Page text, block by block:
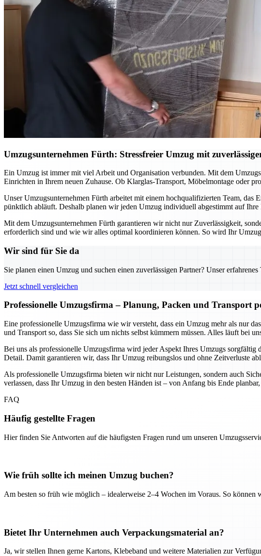
Umzugsunternehmen Fürth: Stressfreier Umzug mit
Ein Umzug ist immer mit viel Arbeit und Organisation verbunden. Mit dem
Einrichten in Ihrem neuen Zuhause. Ob Klarglas-Transport, Möbelmontage oder
Unser Umzugsunternehmen Fürth arbeitet mit einem hochqualifizierten Team,
pünktlich abläuft. Deshalb planen wir jeden Umzug individuell abgestimmt auf Ihre
Mit dem Umzugsunternehmen Fürth garantieren wir nicht nur Zuverlässigkeit,
erforderlich sind und wie wir alles optimal koordinieren können. So wird Ihr
Wir sind für Sie da
Sie planen einen Umzug und suchen einen zuverlässigen Partner? Unser
Jetzt schnell vergleichen
Professionelle Umzugsfirma – Planung, Packen und Transport
Eine professionelle Umzugsfirma wie wir versteht, dass ein Umzug mehr als nur
und Transport so, dass Sie sich um nichts selbst kümmern müssen. Alles läuft bei
Bei uns als professionelle Umzugsfirma wird jeder Aspekt Ihres Umzugs
Detail. Damit garantieren wir, dass Ihr Umzug reibungslos und ohne Zeitverluste
Als professionelle Umzugsfirma bieten wir nicht nur Leistungen, sondern auch
verlassen, dass Ihr Umzug in den besten Händen ist – von Anfang bis Ende
FAQ
Häufig gestellte Fragen
Hier finden Sie Antworten auf die häufigsten Fragen rund um unseren
Wie früh sollte ich meinen Umzug buchen?
Am besten so früh wie möglich – idealerweise 2–4 Wochen im Voraus. So können
Bietet Ihr Unternehmen auch Verpackungsmaterial an?
Ja, wir stellen Ihnen gerne Kartons, Klebeband und weitere Materialien zur